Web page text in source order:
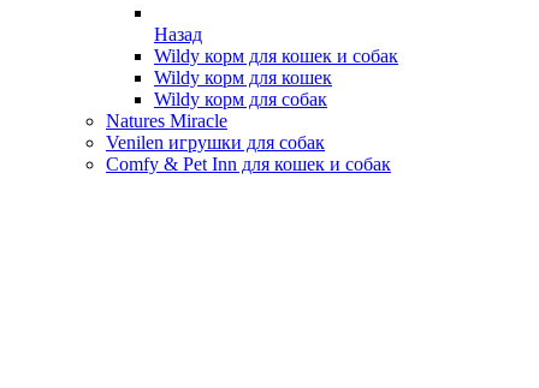
Назад
Wildy корм для кошек и собак
Wildy корм для кошек
Wildy корм для собак
Natures Miracle
Venilen игрушки для собак
Comfy & Pet Inn для кошек и собак